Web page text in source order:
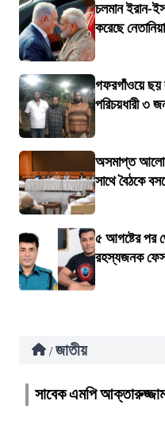
চলমান ইরান-
করেছে
গফরগাঁওয়ে ছয়
পরিচয়ধারী ৩
অসমাপ্ত
সাথে বৈঠকে
৫ আগষ্টের পর
রহস্যজনক
/ জাতীয়
সাবেক এমপি